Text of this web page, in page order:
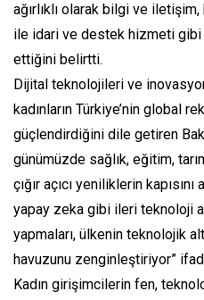
ağırlıklı olarak bilgi ve
ile idari ve destek hizmeti gibi
ettiğini belirtti.
Dijital teknolojileri ve
kadınların Türkiye’nin global
güçlendirdiğini dile getiren
günümüzde sağlık, eğitim,
çığır açıcı yeniliklerin
yapay zeka gibi ileri teknoloji
yapmaları, ülkenin teknolojik
havuzunu zenginleştiriyor”
Kadın girişimcilerin fen,